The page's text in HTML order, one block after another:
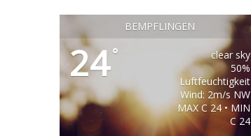
BEMPFLINGEN
24°
clear sky
50%
Luftfeuchtigkeit
Wind: 2m/s NW
MAX C 24 • MIN
C 24